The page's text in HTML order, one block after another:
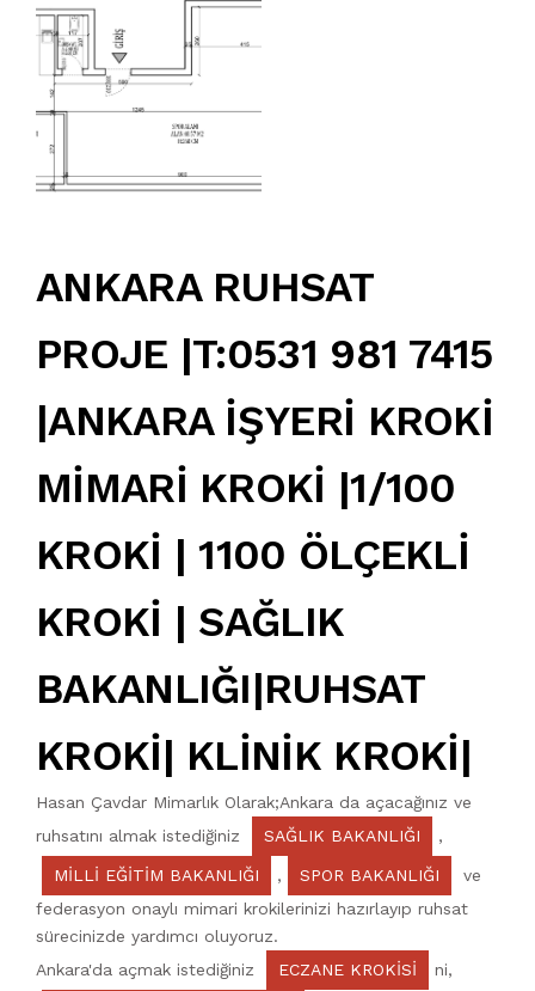
ANKARA RUHSAT
PROJE |T:0531 981 7415
|ANKARA İŞYERİ KROKİ
MİMARİ KROKİ |1/100
KROKİ | 1100 ÖLÇEKLİ
KROKİ | SAĞLIK
BAKANLIĞI|RUHSAT
KROKİ| KLİNİK KROKİ|
Hasan Çavdar Mimarlık Olarak;Ankara da açacağınız ve
ruhsatını almak istediğiniz
SAĞLIK BAKANLIĞI ,
MILLI EĞITIM BAKANLIĞI , SPOR BAKANLIĞI
ve
federasyon onaylı mimari krokilerinizi hazırlayıp ruhsat
sürecinizde yardımcı oluyoruz.
Ankara'da açmak istediğiniz
ECZANE KROKISI ni,